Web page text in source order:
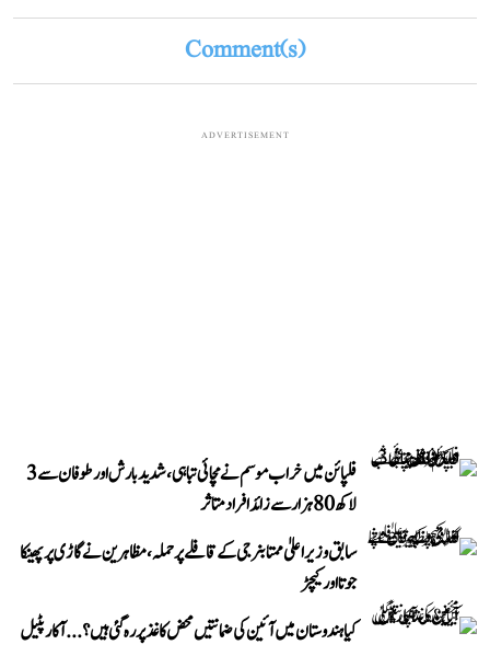
Comment(s)
ADVERTISEMENT
فلپائن میں خراب موسم نے مچائی تباہی، شدید بارش اور طوفان سے 3
لاکھ 80 ہزار سے زائد افراد متاثر
سابق وزیر اعلیٰ ممتا بنرجی کے قافلے پر حملہ، مظاہرین نے گاڑی پر پھینکا
جوتا اور کیچڑ
کیا ہندوستان میں آئین کی ضمانتیں محض کاغذ پر رہ گئی ہیں؟...آکار پٹیل